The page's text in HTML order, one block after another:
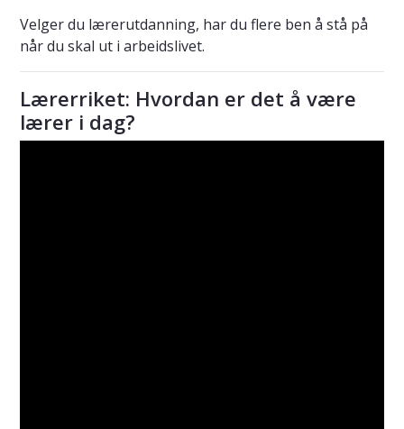
Velger du lærerutdanning, har du flere ben å stå på
når du skal ut i arbeidslivet.
Lærerriket: Hvordan er det å være
lærer i dag?